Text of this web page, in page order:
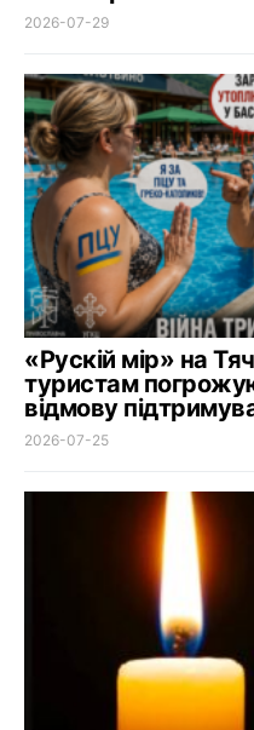
2026-07-29
«Рускій мір» на
туристам
відмову
2026-07-25